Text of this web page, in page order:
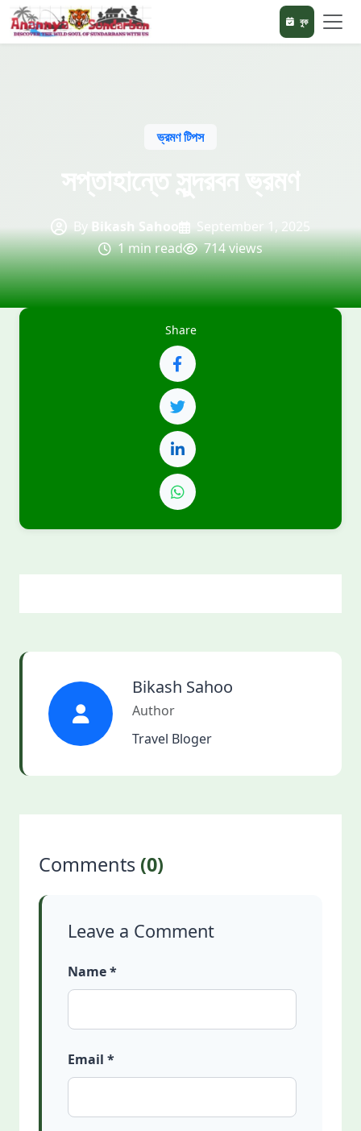
বুক
ভ্রমণ টিপস
By Bikash Sahoo
September 1, 2025
1 min read
714 views
Share
Bikash Sahoo
Author
Travel Bloger
Comments (0)
Leave a Comment
Name *
Email *